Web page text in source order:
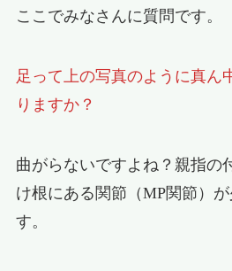
ここでみなさんに質問です。
足って上の写真のように真ん
りますか？
曲がらないですよね？親指の
け根にある関節（MP関節）
す。